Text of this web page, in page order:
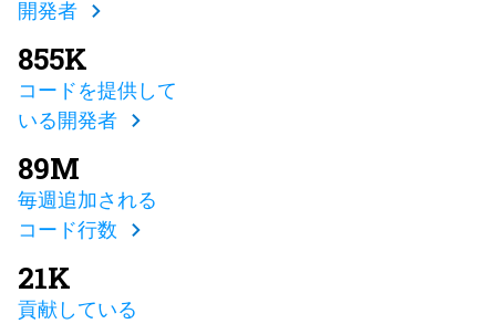
開発者
855K
コードを提供して
いる開発者
89M
毎週追加される
コード行数
21K
貢献している